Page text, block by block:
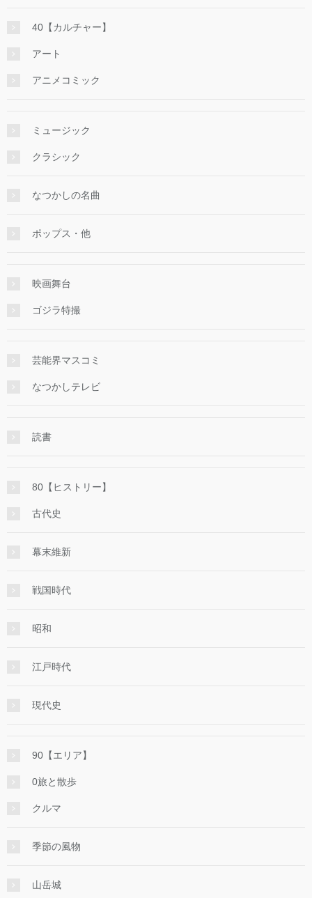
40【カルチャー】
アート
アニメコミック
ミュージック
クラシック
なつかしの名曲
ポップス・他
映画舞台
ゴジラ特撮
芸能界マスコミ
なつかしテレビ
読書
80【ヒストリー】
古代史
幕末維新
戦国時代
昭和
江戸時代
現代史
90【エリア】
0旅と散歩
クルマ
季節の風物
山岳城